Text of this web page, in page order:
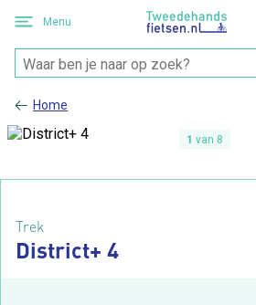
Menu
Home
1 van 8
Trek
District+ 4